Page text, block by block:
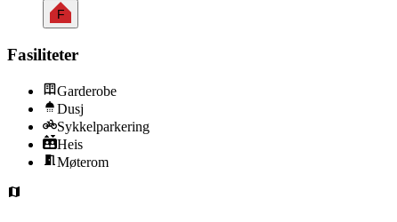
F
Fasiliteter
Garderobe
Dusj
Sykkelparkering
Heis
Møterom